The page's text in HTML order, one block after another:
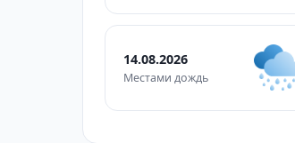
14.08.2026
Местами дождь